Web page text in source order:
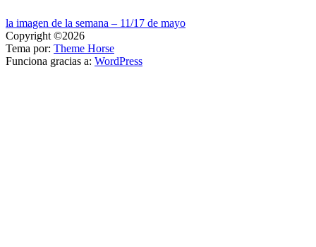
Navegación
de
entradas
la imagen de la semana – 11/17 de mayo
Copyright ©2026
Tema por: Theme Horse
Funciona gracias a: WordPress